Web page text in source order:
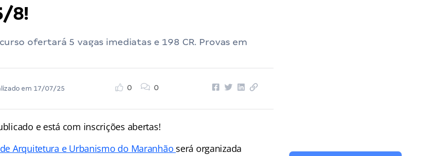
8!
ofertará 5 vagas imediatas e 198 CR. Provas em
em 17/07/25
0 0
e está com inscrições abertas!
Arquitetura e Urbanismo do Maranhão será organizada